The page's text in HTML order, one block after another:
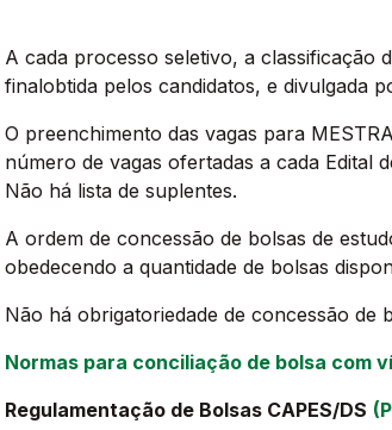
A cada processo seletivo, a classificação
finalobtida pelos candidatos, e divulgada
O preenchimento das vagas para
número de vagas ofertadas a cada Edital
Não há lista de suplentes.
A ordem de concessão de bolsas de
obedecendo a quantidade de bolsas
Não há obrigatoriedade de concessão de
Normas para conciliação de bolsa com
Regulamentação de Bolsas CAPES/DS